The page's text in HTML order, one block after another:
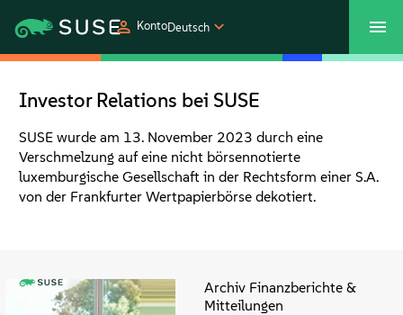
KontoDeutsch
Produkte
Lösungen
Partners
Investor Relations bei SUSE
SUSE wurde am 13. November 2023 durch eine
Verschmelzung auf eine nicht börsennotierte
luxemburgische Gesellschaft in der Rechtsform einer S.A.
von der Frankfurter Wertpapierbörse dekotiert.
Archiv Finanzberichte &
Mitteilungen